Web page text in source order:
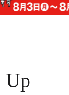
Up